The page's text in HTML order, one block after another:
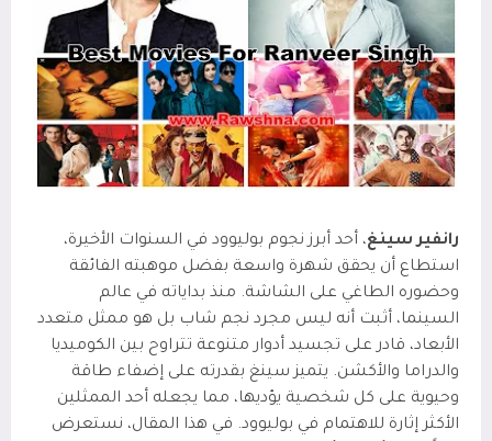
رانفير سينغ، أحد أبرز نجوم بوليوود في السنوات الأخيرة،
استطاع أن يحقق شهرة واسعة بفضل موهبته الفائقة
وحضوره الطاغي على الشاشة. منذ بداياته في عالم
السينما، أثبت أنه ليس مجرد نجم شاب بل هو ممثل متعدد
الأبعاد، قادر على تجسيد أدوار متنوعة تتراوح بين الكوميديا
والدراما والأكشن. يتميز سينغ بقدرته على إضفاء طاقة
وحيوية على كل شخصية يؤديها، مما يجعله أحد الممثلين
الأكثر إثارة للاهتمام في بوليوود. في هذا المقال، نستعرض